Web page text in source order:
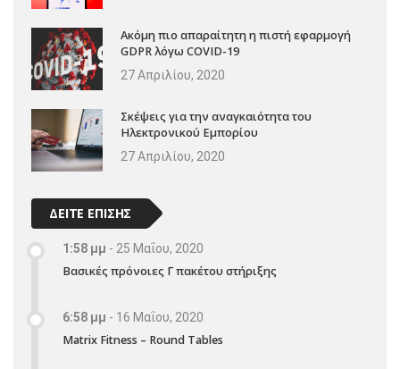
Ακόμη πιο απαραίτητη η πιστή εφαρμογή
GDPR λόγω COVID-19
27 Απριλίου, 2020
Σκέψεις για την αναγκαιότητα του
Ηλεκτρονικού Εμπορίου
27 Απριλίου, 2020
ΔΕΙΤΕ ΕΠΙΣΗΣ
1:58 μμ - 25 Μαΐου, 2020
Βασικές πρόνοιες Γ πακέτου στήριξης
6:58 μμ - 16 Μαΐου, 2020
Matrix Fitness – Round Tables